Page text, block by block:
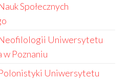
Społecznych
Uniwersytetu
w Poznaniu
Uniwersytetu